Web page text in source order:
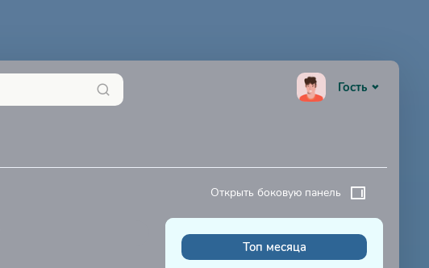
Гость
Открыть боковую панель
Топ месяца